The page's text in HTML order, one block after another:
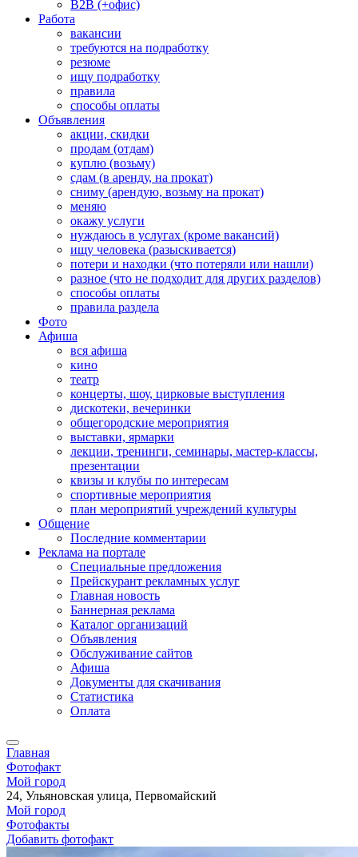
B2B (+офис)
Работа
вакансии
требуются на подработку
резюме
ищу подработку
правила
способы оплаты
Объявления
акции, скидки
продам (отдам)
куплю (возьму)
сдам (в аренду, на прокат)
сниму (арендую, возьму на прокат)
меняю
окажу услуги
нуждаюсь в услугах (кроме вакансий)
ищу человека (разыскивается)
потери и находки (что потеряли или нашли)
разное (что не подходит для других разделов)
способы оплаты
правила раздела
Фото
Афиша
вся афиша
кино
театр
концерты, шоу, цирковые выступления
дискотеки, вечеринки
общегородские мероприятия
выставки, ярмарки
лекции, тренинги, семинары, мастер-классы,
презентации
квизы и клубы по интересам
спортивные мероприятия
план мероприятий учреждений культуры
Общение
Последние комментарии
Реклама на портале
Специальные предложения
Прейскурант рекламных услуг
Главная новость
Баннерная реклама
Каталог организаций
Объявления
Обслуживание сайтов
Афиша
Документы для скачивания
Статистика
Оплата
Главная
Фотофакт
Мой город
24, Ульяновская улица, Первомайский
Мой город
Фотофакты
Добавить фотофакт